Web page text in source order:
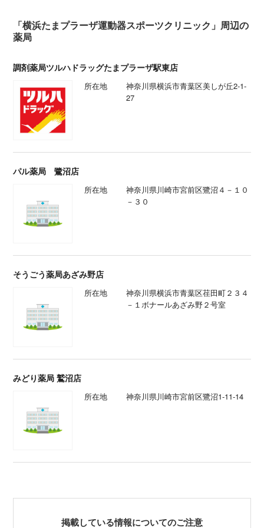
「横浜たまプラーザ運動器スポーツクリニック」周辺の
薬局
調剤薬局ツルハドラッグたまプラーザ駅東店
所在地
神奈川県横浜市青葉区美しが丘2-1-
27
パル薬局 鷺沼店
所在地
神奈川県川崎市宮前区鷺沼４－１０
－３０
そうごう薬局あざみ野店
所在地
神奈川県横浜市青葉区荏田町２３４
－１ボナールあざみ野２号室
みどり薬局 鷲沼店
所在地 神奈川県川崎市宮前区鷺沼1-11-14
掲載している情報についてのご注意